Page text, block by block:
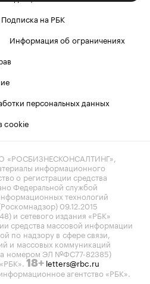
Подписка на РБК
Информация об ограничениях
персональных данных
cookie
информационного
о регистрации средства
Федеральной службой
технологий
09.12.2015
и сетевого издания «РБК»
средства массовой информации
по надзору в сфере связи,
и массовых коммуникаций
номером ЭЛ №ФС77-82385)
18+ letters@rbc.ru
агентство «РБК».